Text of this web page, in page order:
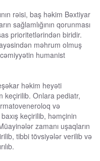
rəisi, baş həkim Bəxtiyar
sağlamlığının qorunması
prioritetlərindən biridir.
məhrum olmuş
humanist
həkim heyəti
keçirilib. Onlara pediatr,
və
keçirilib, həmçinin
zamanı uşaqların
tibbi tövsiyələr verilib və